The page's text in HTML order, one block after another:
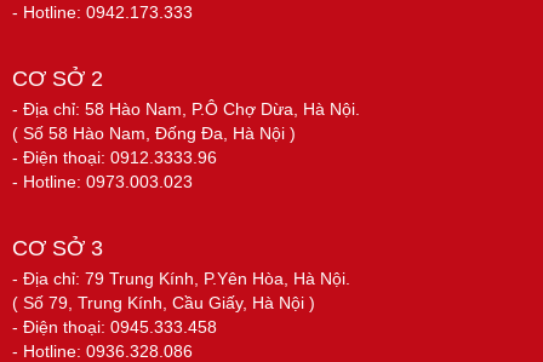
- Hotline: 0942.173.333
CƠ SỞ 2
- Địa chỉ: 58 Hào Nam, P.Ô Chợ Dừa, Hà Nội.
( Số 58 Hào Nam, Đống Đa, Hà Nội )
- Điện thoại: 0912.3333.96
- Hotline: 0973.003.023
CƠ SỞ 3
- Địa chỉ: 79 Trung Kính, P.Yên Hòa, Hà Nội.
( Số 79, Trung Kính, Cầu Giấy, Hà Nội )
- Điện thoại: 0945.333.458
- Hotline: 0936.328.086